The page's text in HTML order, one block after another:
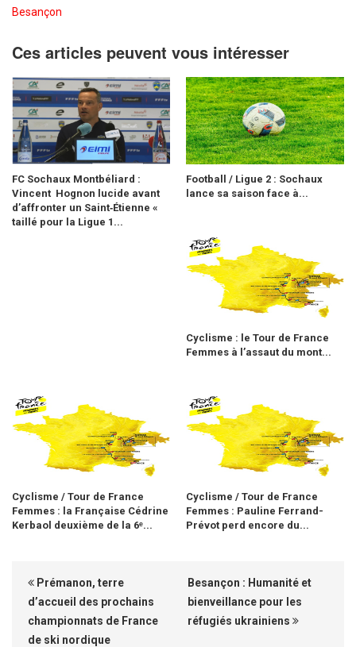
Besançon
Ces articles peuvent vous intéresser
FC Sochaux Montbéliard :
Vincent Hognon lucide avant
d’affronter un Saint‑Étienne «
taillé pour la Ligue 1...
Football / Ligue 2 : Sochaux
lance sa saison face à...
Cyclisme : le Tour de France
Femmes à l’assaut du mont...
Cyclisme / Tour de France
Femmes : la Française Cédrine
Kerbaol deuxième de la 6ᵉ...
Cyclisme / Tour de France
Femmes : Pauline Ferrand-
Prévot perd encore du...
Prémanon, terre
d’accueil des prochains
championnats de France
de ski nordique
Besançon : Humanité et
bienveillance pour les
réfugiés ukrainiens